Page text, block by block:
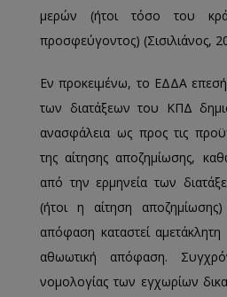
μερών (ήτοι τόσο του
προσφεύγοντος) (Σισιλιάνος,
Εν προκειμένω, το ΕΔΔΑ
των διατάξεων του ΚΠΔ
ανασφάλεια ως προς τις
της αίτησης αποζημίωσης,
από την ερμηνεία των
(ήτοι η αίτηση
απόφαση καταστεί αμετάκλητη
αθωωτική απόφαση.
νομολογίας των εγχωρίων